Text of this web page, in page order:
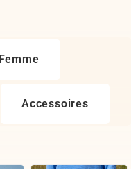
Femme
Accessoires